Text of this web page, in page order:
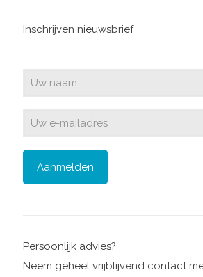
Inschrijven nieuwsbrief
Persoonlijk advies?
Neem geheel vrijblijvend contact